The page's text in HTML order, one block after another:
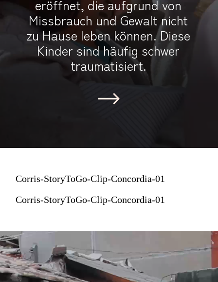
eröffnet, die aufgrund von
Missbrauch und Gewalt nicht
zu Hause leben können. Diese
Kinder sind häufig schwer
traumatisiert.
Corris-StoryToGo-Clip-Concordia-01
Corris-StoryToGo-Clip-Concordia-01